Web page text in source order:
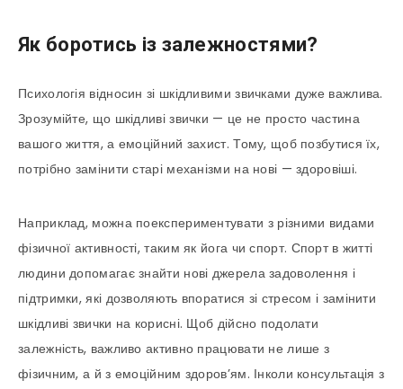
Як боротись із залежностями?
Психологія відносин зі шкідливими звичками дуже важлива.
Зрозумійте, що шкідливі звички — це не просто частина
вашого життя, а емоційний захист. Тому, щоб позбутися їх,
потрібно замінити старі механізми на нові — здоровіші.
Наприклад, можна поекспериментувати з різними видами
фізичної активності, таким як йога чи спорт. Спорт в житті
людини допомагає знайти нові джерела задоволення і
підтримки, які дозволяють впоратися зі стресом і замінити
шкідливі звички на корисні. Щоб дійсно подолати
залежність, важливо активно працювати не лише з
фізичним, а й з емоційним здоров’ям. Інколи консультація з